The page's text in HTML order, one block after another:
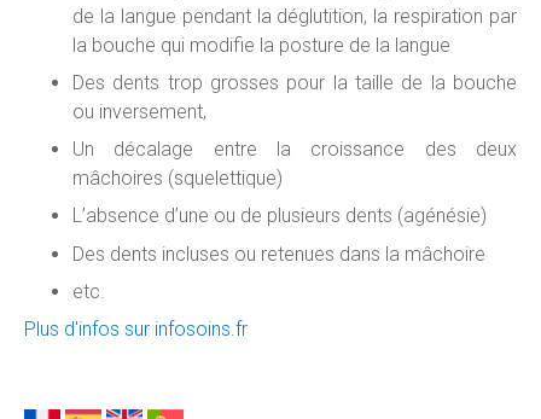
de la langue pendant la déglutition, la respiration par
la bouche qui modifie la posture de la langue
Des dents trop grosses pour la taille de la bouche
ou inversement,
Un décalage entre la croissance des deux
mâchoires (squelettique)
L’absence d’une ou de plusieurs dents (agénésie)
Des dents incluses ou retenues dans la mâchoire
etc.
Plus d'infos sur infosoins.fr